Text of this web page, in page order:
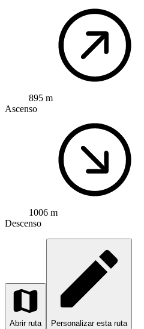
895 m
Ascenso
1006 m
Descenso
Abrir ruta Personalizar esta ruta